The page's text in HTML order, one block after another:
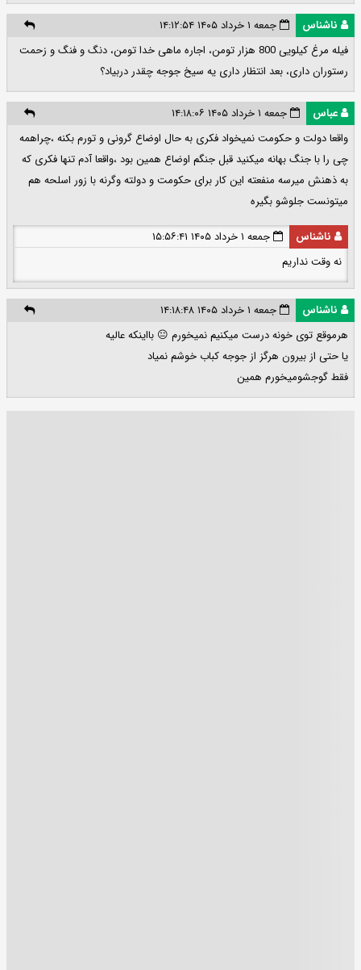
ناشناس
جمعه ۱ خرداد ۱۴۰۵ ۱۴:۱۲:۵۴
فیله مرغ کیلویی 800 هزار تومن، اجاره ماهی خدا تومن، دنگ و فنگ و زحمت
رستوران داری، بعد انتظار داری یه سیخ جوجه چقدر دربیاد؟
عباس
جمعه ۱ خرداد ۱۴۰۵ ۱۴:۱۸:۰۶
واقعا دولت و حکومت نمیخواد فکری به حال اوضاع گرونی و تورم بکنه ،چراهمه
چی را با جنگ بهانه میکنید قبل جنگم اوضاع همین بود ،واقعا آدم تنها فکری که
به ذهنش میرسه منفعته این کار برای حکومت و دولته وگرنه با زور اسلحه هم
میتونست جلوشو بگیره
ناشناس
جمعه ۱ خرداد ۱۴۰۵ ۱۵:۵۶:۴۱
نه وقت نداریم
ناشناس
جمعه ۱ خرداد ۱۴۰۵ ۱۴:۱۸:۴۸
هرموقع توی خونه درست میکنیم نمیخورم 😐 بااینکه عالیه
یا حتی از بیرون هرگز از جوجه کباب خوشم نمیاد
فقط گوجشومیخورم همین